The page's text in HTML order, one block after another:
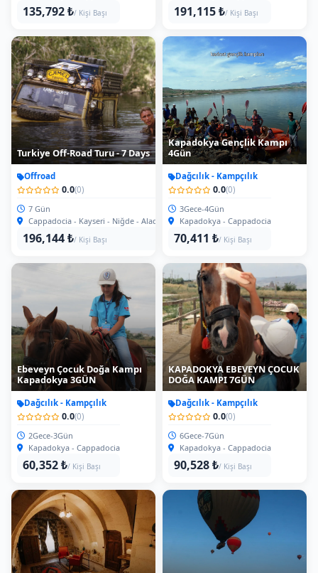
135,792 ₺/ Kişi Başı 191,115 ₺/ Kişi Başı
Turkiye Off-Road Turu - 7 Days
Offroad
0.0(0)
7 Gün
Cappadocia - Kayseri - Niğde - Aladağlar
196,144 ₺/ Kişi Başı
Kapadokya Gençlik Kampı
4Gün
Dağcılık - Kampçılık
0.0(0)
3Gece-4Gün
Kapadokya - Cappadocia
70,411 ₺/ Kişi Başı
Ebeveyn Çocuk Doğa Kampı
Kapadokya 3GÜN
Dağcılık - Kampçılık
0.0(0)
2Gece-3Gün
Kapadokya - Cappadocia
60,352 ₺/ Kişi Başı
KAPADOKYA EBEVEYN ÇOCUK
DOĞA KAMPI 7GÜN
Dağcılık - Kampçılık
0.0(0)
6Gece-7Gün
Kapadokya - Cappadocia
90,528 ₺/ Kişi Başı